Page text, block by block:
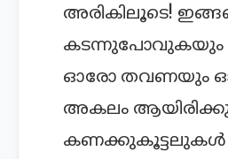
അരികിലൂടെ!
കടന്നുപോവുകയും
ഓരോ തവണയും
അകലം
കണക്കുകൂട്ടലുകള്‍